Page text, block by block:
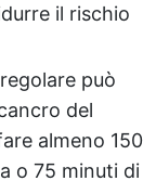
il rischio
può
del
almeno 150
o 75 minuti di